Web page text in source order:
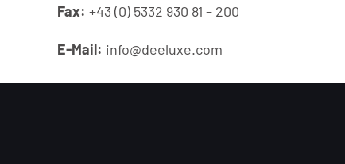
Fax: +43 (0) 5332 930 81 – 200
E-Mail: info@deeluxe.com